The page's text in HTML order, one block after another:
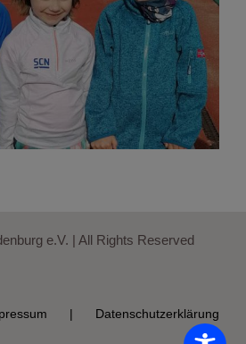
e.V. | All Rights Reserved
Datenschutzerklärung